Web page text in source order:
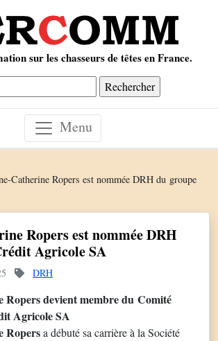
sur les chasseurs de têtes en France.
Menu
Catherine Ropers est nommée DRH du groupe
Ropers est nommée DRH
Agricole SA
DRH
Ropers devient membre du Comité
Agricole SA
Ropersa débuté sa carrière à la Société